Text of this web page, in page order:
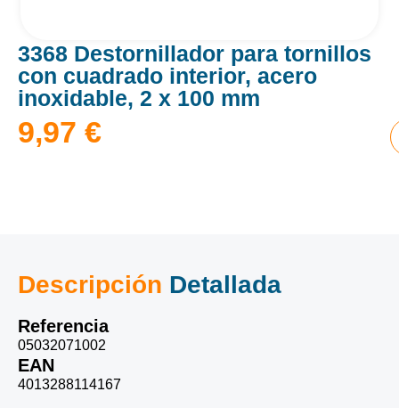
3368 Destornillador para tornillos
con cuadrado interior, acero
inoxidable, 2 x 100 mm
9,97 €
Descripción Detallada
Referencia
05032071002
EAN
4013288114167